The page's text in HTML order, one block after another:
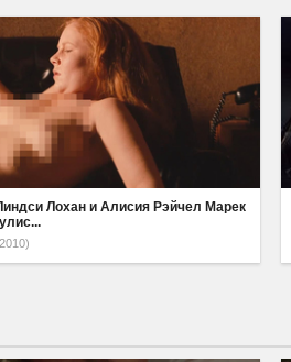
Лохан и Алисия Рэйчел Марек